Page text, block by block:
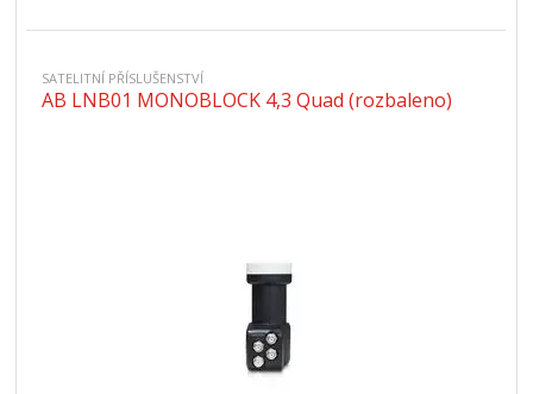
SATELITNÍ PŘÍSLUŠENSTVÍ
AB LNB01 MONOBLOCK 4,3 Quad (rozbaleno)